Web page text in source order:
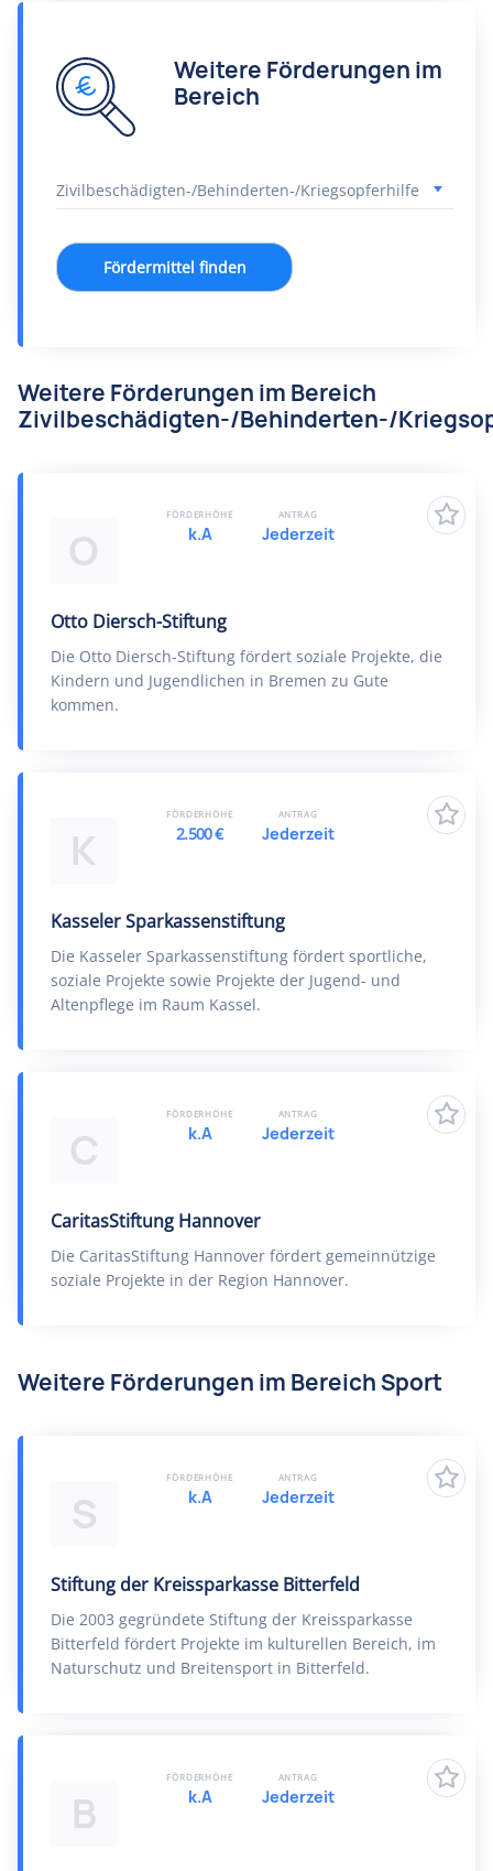
Weitere Förderungen im
Bereich
Fördermittel finden
Weitere Förderungen im Bereich
Zivilbeschädigten-/Behinderten-/
O
Otto Diersch-Stiftung
Die Otto Diersch-Stiftung fördert soziale Projekte, die
Kindern und Jugendlichen in Bremen zu Gute
kommen.
FÖRDERHÖHE
k.A
ANTRAG
Jederzeit
K
Kasseler Sparkassenstiftung
Die Kasseler Sparkassenstiftung fördert sportliche,
soziale Projekte sowie Projekte der Jugend- und
Altenpflege im Raum Kassel.
FÖRDERHÖHE
2.500 €
ANTRAG
Jederzeit
C
CaritasStiftung Hannover
Die CaritasStiftung Hannover fördert gemeinnützige
soziale Projekte in der Region Hannover.
FÖRDERHÖHE
k.A
ANTRAG
Jederzeit
Weitere Förderungen im Bereich Sport
S
Stiftung der Kreissparkasse Bitterfeld
Die 2003 gegründete Stiftung der Kreissparkasse
Bitterfeld fördert Projekte im kulturellen Bereich, im
Naturschutz und Breitensport in Bitterfeld.
FÖRDERHÖHE
k.A
ANTRAG
Jederzeit
B
FÖRDERHÖHE
k.A
ANTRAG
Jederzeit